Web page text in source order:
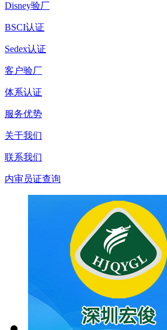
Disney验厂
BSCI认证
Sedex认证
客户验厂
体系认证
服务优势
关于我们
联系我们
内审员证查询